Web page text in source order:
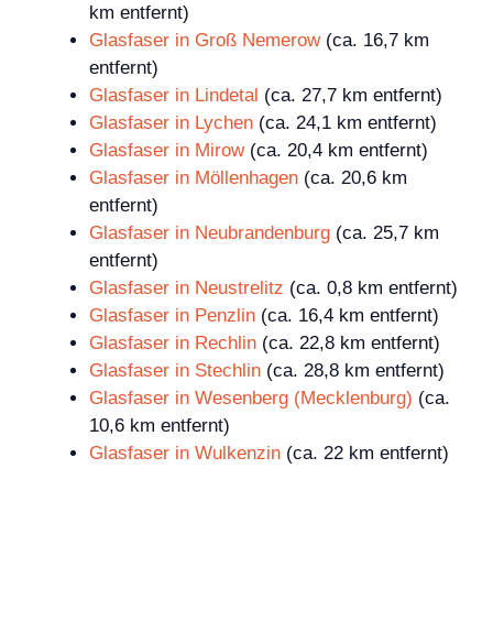
km entfernt)
Glasfaser in Groß Nemerow(ca. 16,7 km
entfernt)
Glasfaser in Lindetal (ca. 27,7 km entfernt)
Glasfaser in Lychen (ca. 24,1 km entfernt)
Glasfaser in Mirow(ca. 20,4 km entfernt)
Glasfaser in Möllenhagen (ca. 20,6 km
entfernt)
Glasfaser in Neubrandenburg (ca. 25,7 km
entfernt)
Glasfaser in Neustrelitz (ca. 0,8 km entfernt)
Glasfaser in Penzlin (ca. 16,4 km entfernt)
Glasfaser in Rechlin (ca. 22,8 km entfernt)
Glasfaser in Stechlin (ca. 28,8 km entfernt)
Glasfaser in Wesenberg (Mecklenburg) (ca.
10,6 km entfernt)
Glasfaser in Wulkenzin (ca. 22 km entfernt)